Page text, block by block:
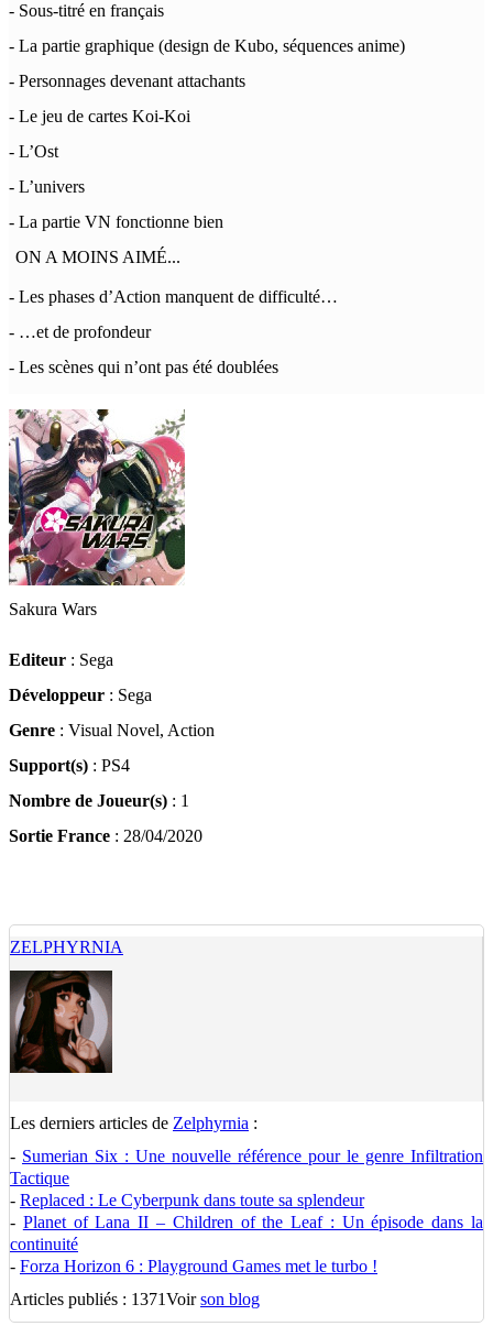
- Sous-titré en français
- La partie graphique (design de Kubo, séquences anime)
- Personnages devenant attachants
- Le jeu de cartes Koi-Koi
- L’Ost
- L’univers
- La partie VN fonctionne bien
ON A MOINS AIMÉ...
- Les phases d’Action manquent de difficulté…
- …et de profondeur
- Les scènes qui n’ont pas été doublées
Sakura Wars
Editeur : Sega
Développeur : Sega
Genre : Visual Novel, Action
Support(s) : PS4
Nombre de Joueur(s) : 1
Sortie France : 28/04/2020
ZELPHYRNIA
Les derniers articles de Zelphyrnia :
- Sumerian Six : Une nouvelle référence pour le genre Infiltration
Tactique
- Replaced : Le Cyberpunk dans toute sa splendeur
- Planet of Lana II – Children of the Leaf : Un épisode dans la
continuité
- Forza Horizon 6 : Playground Games met le turbo !
Articles publiés : 1371Voirson blog